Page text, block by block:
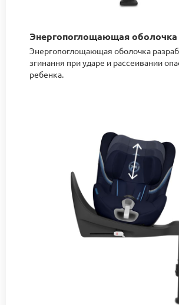
Энергопоглощающая оболочка
Энергопоглощающая оболочка
згинання при ударе и рассеивании
ребенка.